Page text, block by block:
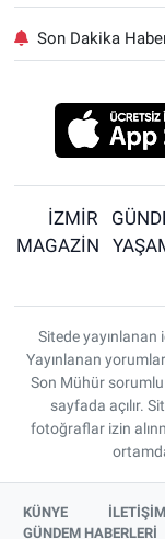
Son Dakika
İZMİR
MAGAZİN
Sitede
Yayınlanan
Son Mühür
sayfada açılır.
fotoğraflar izin
KÜNYE İLETİŞİM
GÜNDEM HABERLERİ